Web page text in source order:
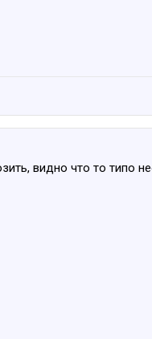
видно что то типо